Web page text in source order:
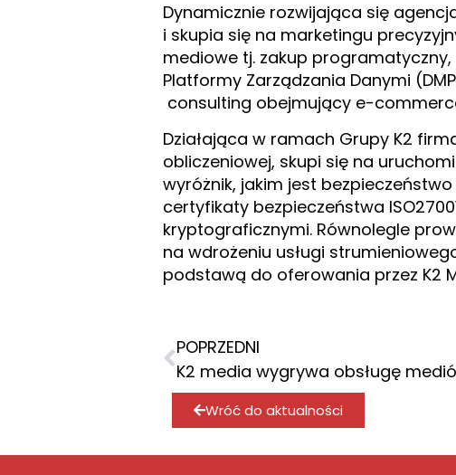
Dynamicznie rozwijająca się
i skupia się na marketingu
mediowe tj. zakup
Platformy Zarządzania Danymi
consulting obejmujący e-
Działająca w ramach Grupy K2
obliczeniowej, skupi się na
wyróżnik, jakim jest
certyfikaty bezpieczeństwa
kryptograficznymi. Równolegle
na wdrożeniu usługi
podstawą do oferowania przez K2
POPRZEDNI
Wróć do aktualności